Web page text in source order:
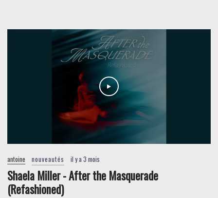
antoine nouveautés il y a 3 mois
Shaela Miller - After the Masquerade
(Refashioned)